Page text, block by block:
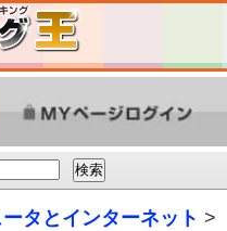
タとインターネット >